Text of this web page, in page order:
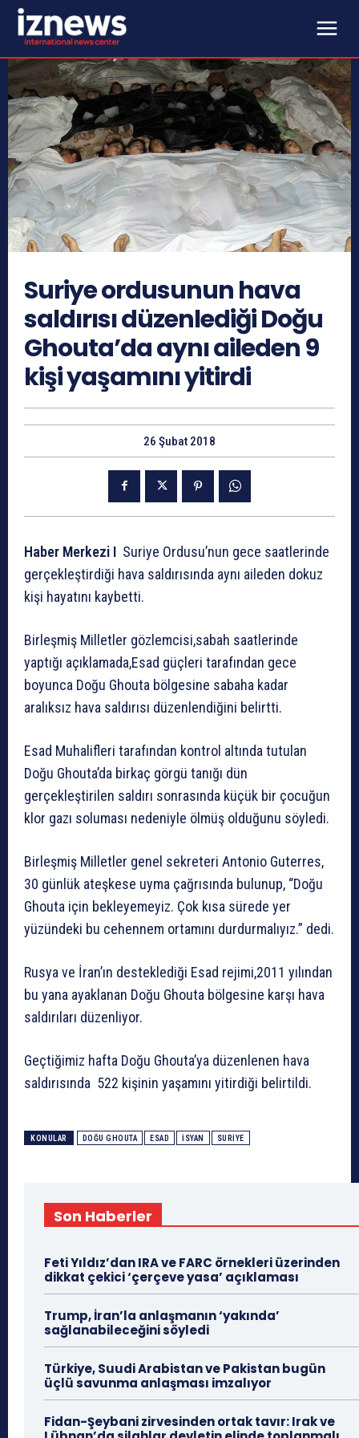
Suriye ordusunun hava
saldırısı düzenlediği Doğu
Ghouta’da aynı aileden 9
kişi yaşamını yitirdi
26 Şubat 2018
Haber Merkezi I Suriye Ordusu’nun gece saatlerinde
gerçekleştirdiği hava saldırısında aynı aileden dokuz
kişi hayatını kaybetti.
Birleşmiş Milletler gözlemcisi,sabah saatlerinde
yaptığı açıklamada,Esad güçleri tarafından gece
boyunca Doğu Ghouta bölgesine sabaha kadar
aralıksız hava saldırısı düzenlendiğini belirtti.
Esad Muhalifleri tarafından kontrol altında tutulan
Doğu Ghouta’da birkaç görgü tanığı dün
gerçekleştirilen saldırı sonrasında küçük bir çocuğun
klor gazı soluması nedeniyle ölmüş olduğunu söyledi.
Birleşmiş Milletler genel sekreteri Antonio Guterres,
30 günlük ateşkese uyma çağrısında bulunup, “Doğu
Ghouta için bekleyemeyiz. Çok kısa sürede yer
yüzündeki bu cehennem ortamını durdurmalıyız.” dedi.
Rusya ve İran’ın desteklediği Esad rejimi,2011 yılından
bu yana ayaklanan Doğu Ghouta bölgesine karşı hava
saldırıları düzenliyor.
Geçtiğimiz hafta Doğu Ghouta’ya düzenlenen hava
saldırısında 522 kişinin yaşamını yitirdiği belirtildi.
KONULAR DOĞU GHOUTA ESAD ISYAN SURIYE
Son Haberler
Feti Yıldız’dan IRA ve FARC örnekleri üzerinden
dikkat çekici ‘çerçeve yasa’ açıklaması
Trump, İran’la anlaşmanın ‘yakında’
sağlanabileceğini söyledi
Türkiye, Suudi Arabistan ve Pakistan bugün
üçlü savunma anlaşması imzalıyor
Fidan-Şeybani zirvesinden ortak tavır: Irak ve